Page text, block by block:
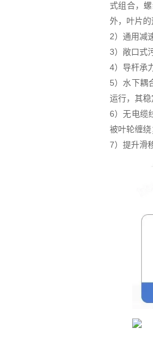
式组合，
外，叶片
2）通用减
3）敞口式
4）导杆承
5）水下耦
运行，其
6）无电缆
被叶轮缠绕
7）提升滑